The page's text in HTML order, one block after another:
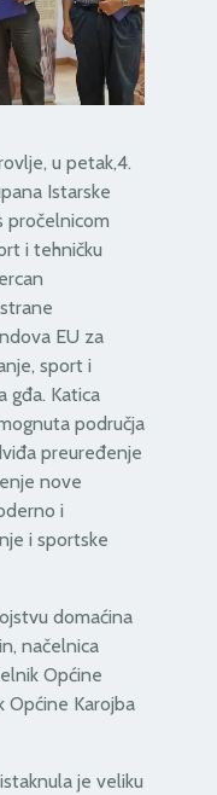
u petak,4.
Istarske
pročelnicom
i tehničku
EU za
sport i
gđa. Katica
područja
preuređenje
nove
i
i sportske
domaćina
načelnica
Općine
Općine Karojba
je veliku